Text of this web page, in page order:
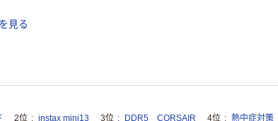
見る
2位 instax mini13 3位 DDR5 CORSAIR 4位 熱中症対策